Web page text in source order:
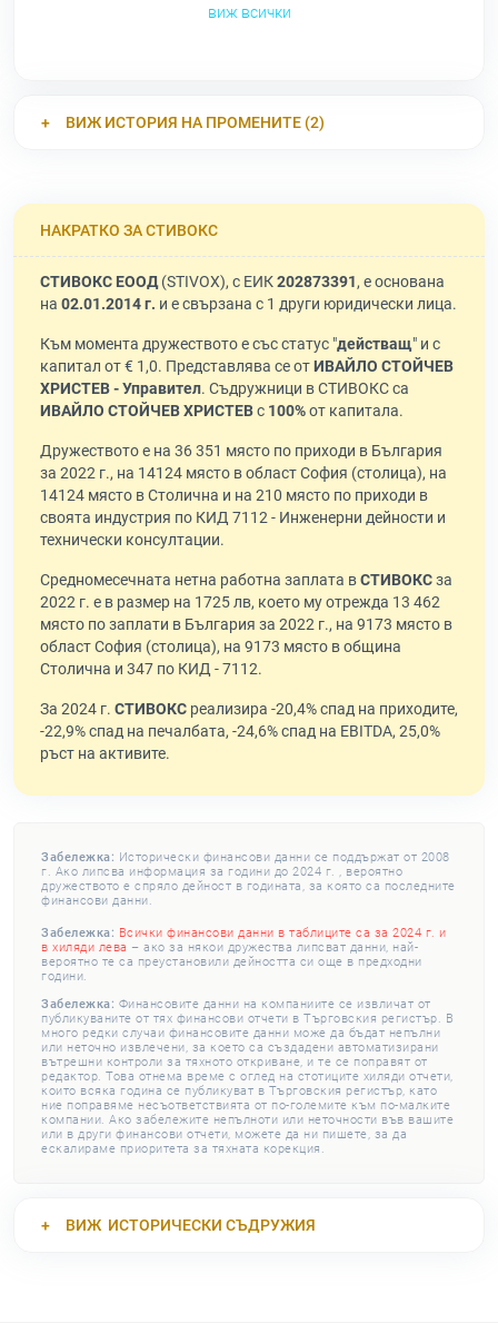
виж всички
ВИЖ ИСТОРИЯ НА ПРОМЕНИТЕ (2)
НАКРАТКО ЗА СТИВОКС
СТИВОКС ЕООД(STIVOX), с ЕИК202873391, е основана
на 02.01.2014 г. и е свързана с 1 други юридически лица.
Към момента дружеството е със статус "действащ" и с
капитал от € 1,0. Представлява се отИВАЙЛО СТОЙЧЕВ
ХРИСТЕВ - Управител. Съдружници в СТИВОКС са
ИВАЙЛО СТОЙЧЕВ ХРИСТЕВс 100%от капитала.
Дружеството е на 36 351 място по приходи в България
за 2022 г., на 14124 място в област София (столица), на
14124 място в Столична и на 210 място по приходи в
своята индустрия по КИД 7112 - Инженерни дейности и
технически консултации.
Средномесечната нетна работна заплата вСТИВОКСза
2022 г. е в размер на 1725 лв, което му отрежда 13 462
място по заплати в България за 2022 г., на 9173 място в
област София (столица), на 9173 място в община
Столична и 347 по КИД - 7112.
За 2024 г. СТИВОКС реализира -20,4% спад на приходите,
-22,9% спад на печалбата, -24,6% спад на EBITDA, 25,0%
ръст на активите.
Забележка: Исторически финансови данни се поддържат от 2008
г. Ако липсва информация за години до 2024 г. , вероятно
дружеството е спряло дейност в годината, за която са последните
финансови данни.
Забележка: Всички финансови данни в таблиците са за 2024 г. и
в хиляди лева – ако за някои дружества липсват данни, най-
вероятно те са преустановили дейността си още в предходни
години.
Забележка: Финансовите данни на компаниите се извличат от
публикуваните от тях финансови отчети в Търговския регистър. В
много редки случаи финансовите данни може да бъдат непълни
или неточно извлечени, за което са създадени автоматизирани
вътрешни контроли за тяхното откриване, и те се поправят от
редактор. Това отнема време с оглед на стотиците хиляди отчети,
които всяка година се публикуват в Търговския регистър, като
ние поправяме несъответствията от по-големите към по-малките
компании. Ако забележите непълноти или неточности във вашите
или в други финансови отчети, можете да ни пишете, за да
ескалираме приоритета за тяхната корекция.
ВИЖ ИСТОРИЧЕСКИ СЪДРУЖИЯ